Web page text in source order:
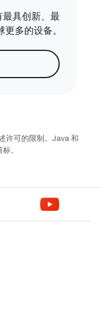
具创新、最
多的设备。
许可的限制。Java 和
。